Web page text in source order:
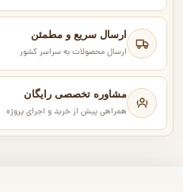
ارسال سریع و مطمئن
ارسال محصولات به سراسر کشور
مشاوره تخصصی رایگان
همراهی پیش از خرید و اجرای پروژه